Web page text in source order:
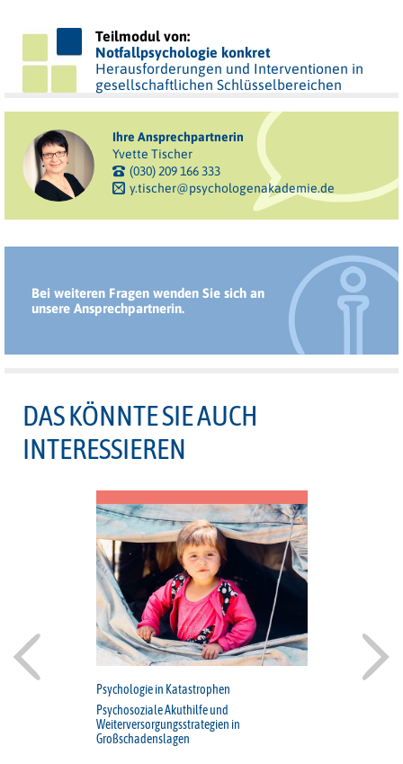
Teilmodul von:
Notfallpsychologie konkret
Herausforderungen und Interventionen in
gesellschaftlichen Schlüsselbereichen
Ihre Ansprechpartnerin
Yvette Tischer
(030) 209 166 333
y.tischer@psychologenakademie.de
Bei weiteren Fragen wenden Sie sich an
unsere Ansprechpartnerin.
DAS KÖNNTE SIE AUCH
INTERESSIEREN
Psychologie in Katastrophen
Psychosoziale Akuthilfe und
Weiterversorgungsstrategien in
Großschadenslagen